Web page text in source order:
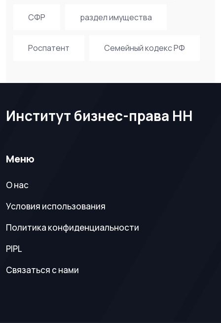
СФР раздел имущества
Роспатент Семейный кодекс РФ
Институт бизнес-права НН
Меню
О нас
Условия использования
Политика конфиденциальности
PIPL
Связаться с нами